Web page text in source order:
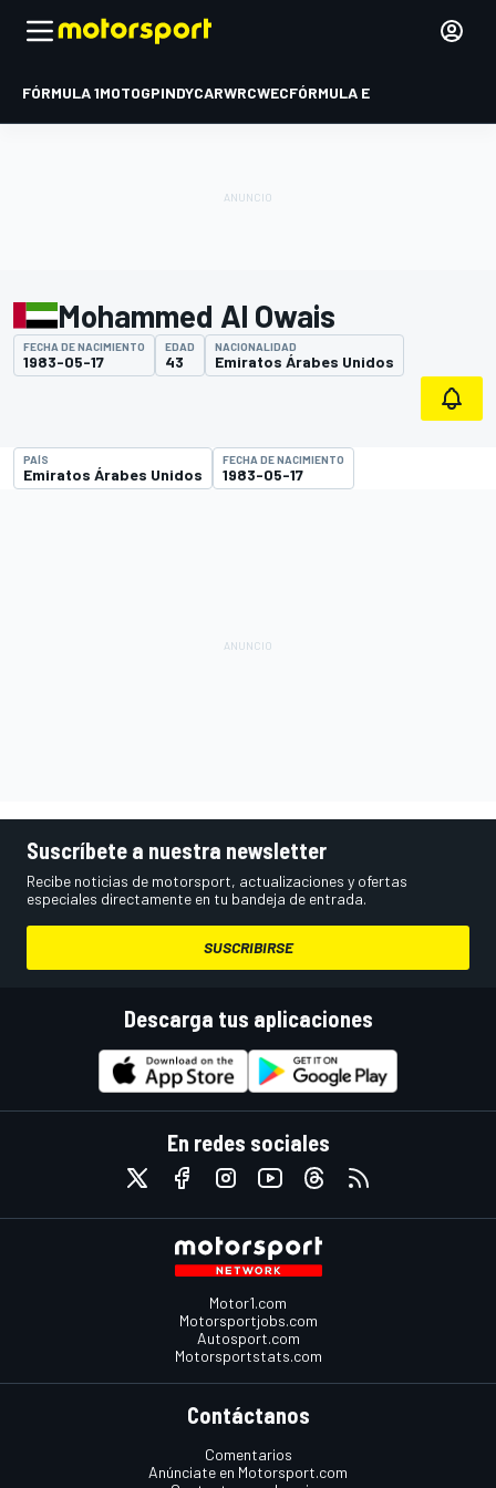
FÓRMULA 1MOTOGPINDYCARWRCWECFÓRMULA E
Mohammed Al Owais
FECHA DE NACIMIENTO
1983-05-17
EDAD
43
NACIONALIDAD
Emiratos Árabes Unidos
PAÍS
Emiratos Árabes Unidos
FECHA DE NACIMIENTO
1983-05-17
Suscríbete a nuestra newsletter
Recibe noticias de motorsport, actualizaciones y ofertas
especiales directamente en tu bandeja de entrada.
SUSCRIBIRSE
Descarga tus aplicaciones
En redes sociales
Motor1.com
Motorsportjobs.com
Autosport.com
Motorsportstats.com
Contáctanos
Comentarios
Anúnciate en Motorsport.com